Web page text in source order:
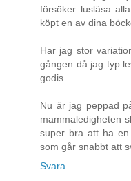
försöker lusläsa
köpt en av dina
Har jag stor
gången då jag typ
godis.
Nu är jag peppad
mammaledigheten
super bra att ha
som går snabbt att
Svara